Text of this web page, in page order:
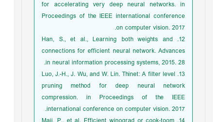
for accelerating very deep neural networks. in
Proceedings of the IEEE international conference
on computer vision. 2017.
12. Han, S., et al., Learning both weights and
connections for efficient neural network. Advances
in neural information processing systems, 2015. 28.
13. Luo, J.-H., J. Wu, and W. Lin. Thinet: A filter level
pruning method for deep neural network
compression. in Proceedings of the IEEE
international conference on computer vision. 2017.